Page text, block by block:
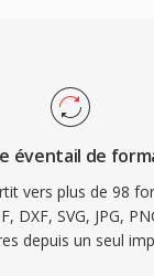
éventail de
vers plus de 98
DXF, SVG, JPG,
depuis un seul